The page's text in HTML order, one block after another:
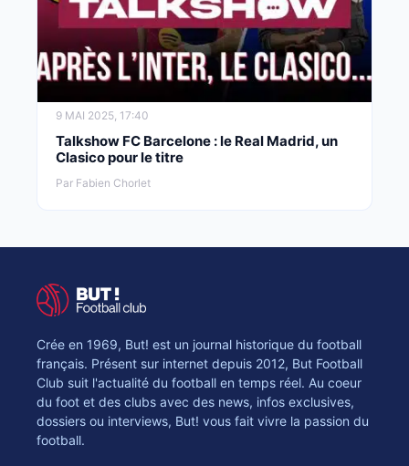
9 MAI 2025, 17:40
Talkshow FC Barcelone : le Real Madrid, un
Clasico pour le titre
Par Fabien Chorlet
Crée en 1969, But! est un journal historique du football
français. Présent sur internet depuis 2012, But Football
Club suit l'actualité du football en temps réel. Au coeur
du foot et des clubs avec des news, infos exclusives,
dossiers ou interviews, But! vous fait vivre la passion du
football.